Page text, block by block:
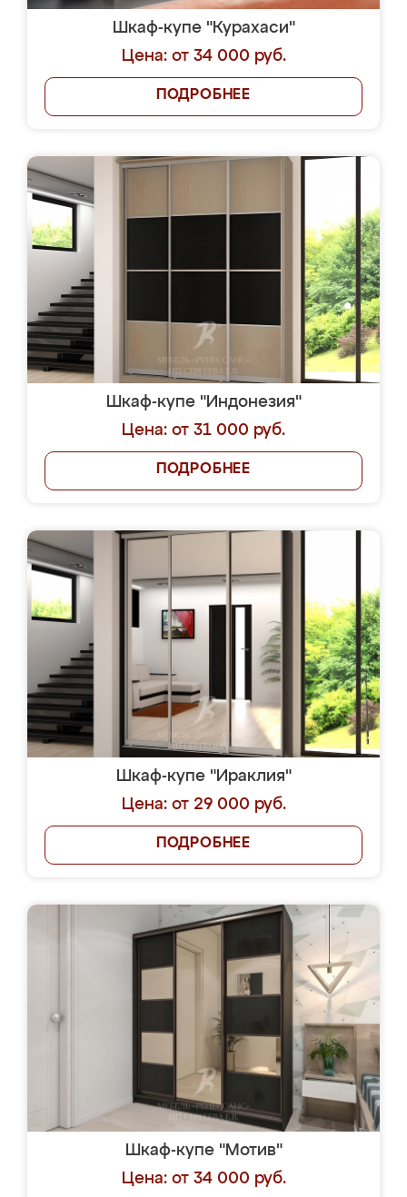
Шкаф-купе "Курахаси"
Цена: от 34 000 руб.
ПОДРОБНЕЕ
Шкаф-купе "Индонезия"
Цена: от 31 000 руб.
ПОДРОБНЕЕ
Шкаф-купе "Ираклия"
Цена: от 29 000 руб.
ПОДРОБНЕЕ
Шкаф-купе "Мотив"
Цена: от 34 000 руб.